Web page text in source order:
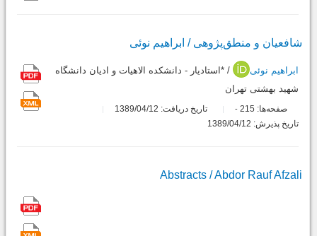
شافعیان و منطق‌پژوهی / ابراهیم نوئی
ابراهیم نوئی
/ *استادیار - دانشکده الاهیات و ادیان دانشگاه
شهید بهشتی تهران
صفحه‌ها: 215
-
تاریخ دریافت: 1389/04/12
تاریخ پذیرش: 1389/04/12
Abstracts / Abdor Rauf Afzali